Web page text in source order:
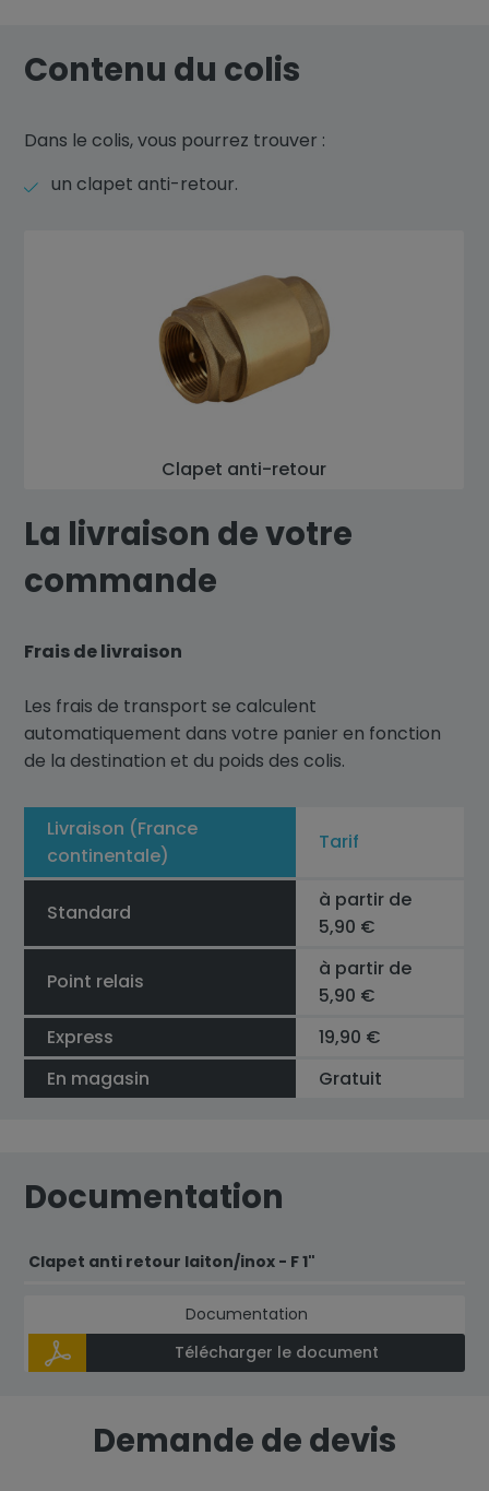
Contenu du colis
Dans le colis, vous pourrez trouver :
un clapet anti-retour.
Clapet anti-retour
La livraison de votre
commande
Frais de livraison
Les frais de transport se calculent
automatiquement dans votre panier en fonction
de la destination et du poids des colis.
Livraison (France
continentale)
Tarif
Standard
à partir de
5,90 €
Point relais
à partir de
5,90 €
Express
19,90 €
En magasin
Gratuit
Documentation
Clapet anti retour laiton/inox - F 1"
Documentation
Télécharger le document
Demande de devis